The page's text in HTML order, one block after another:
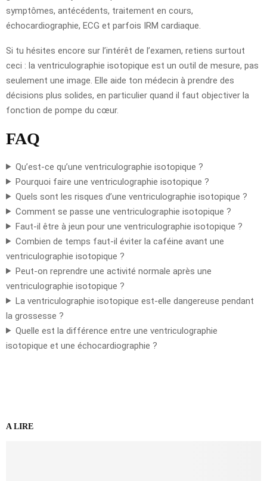
symptômes, antécédents, traitement en cours,
échocardiographie, ECG et parfois IRM cardiaque.
Si tu hésites encore sur l’intérêt de l’examen, retiens surtout
ceci : la ventriculographie isotopique est un outil de mesure, pas
seulement une image. Elle aide ton médecin à prendre des
décisions plus solides, en particulier quand il faut objectiver la
fonction de pompe du cœur.
FAQ
Qu’est-ce qu’une ventriculographie isotopique ?
Pourquoi faire une ventriculographie isotopique ?
Quels sont les risques d’une ventriculographie isotopique ?
Comment se passe une ventriculographie isotopique ?
Faut-il être à jeun pour une ventriculographie isotopique ?
Combien de temps faut-il éviter la caféine avant une
ventriculographie isotopique ?
Peut-on reprendre une activité normale après une
ventriculographie isotopique ?
La ventriculographie isotopique est-elle dangereuse pendant
la grossesse ?
Quelle est la différence entre une ventriculographie
isotopique et une échocardiographie ?
A LIRE